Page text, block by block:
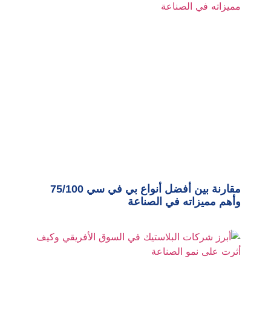
مقارنة بين أفضل أنواع بي في سي 75/100
وأهم مميزاته في الصناعة